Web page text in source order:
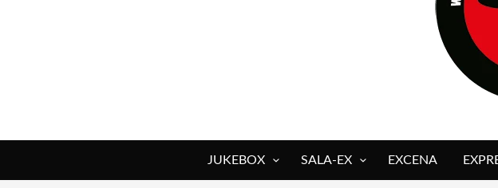
MILITARES JUDÍAS EN
D’BALDOMEROS
MARSHALL FLASH
JOFRE BARDAGÍ EN EXVITA
JUKEBOX SALA-EX EXCENA